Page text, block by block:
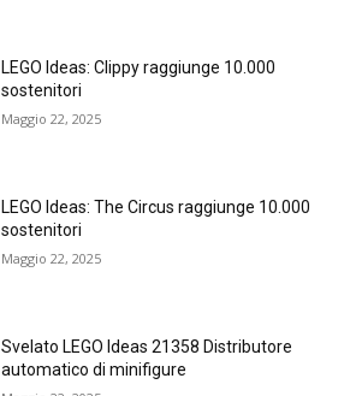
LEGO Ideas: Clippy raggiunge 10.000
sostenitori
Maggio 22, 2025
LEGO Ideas: The Circus raggiunge 10.000
sostenitori
Maggio 22, 2025
Svelato LEGO Ideas 21358 Distributore
automatico di minifigure